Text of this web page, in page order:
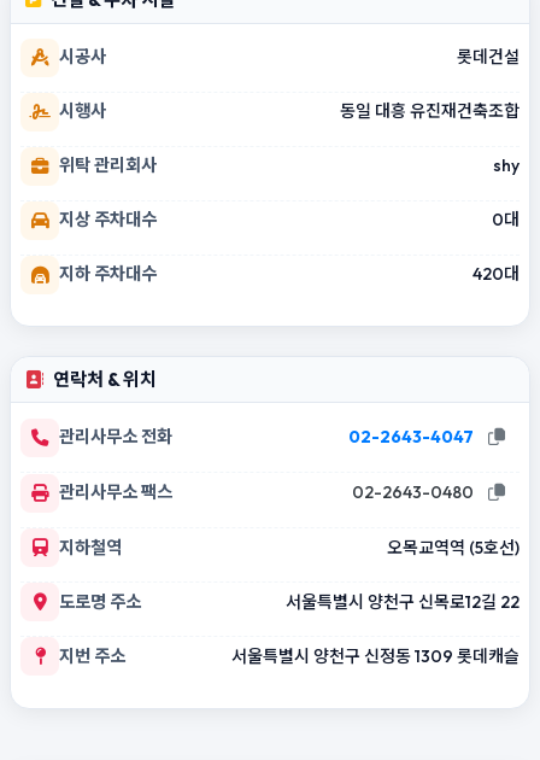
시공사 롯데건설
시행사 동일 대흥 유진재건축조합
위탁 관리회사 shy
지상 주차대수 0대
지하 주차대수 420대
연락처 & 위치
관리사무소 전화 02-2643-4047
관리사무소 팩스 02-2643-0480
지하철역 오목교역역 (5호선)
도로명 주소 서울특별시 양천구 신목로12길 22
지번 주소 서울특별시 양천구 신정동 1309 롯데캐슬